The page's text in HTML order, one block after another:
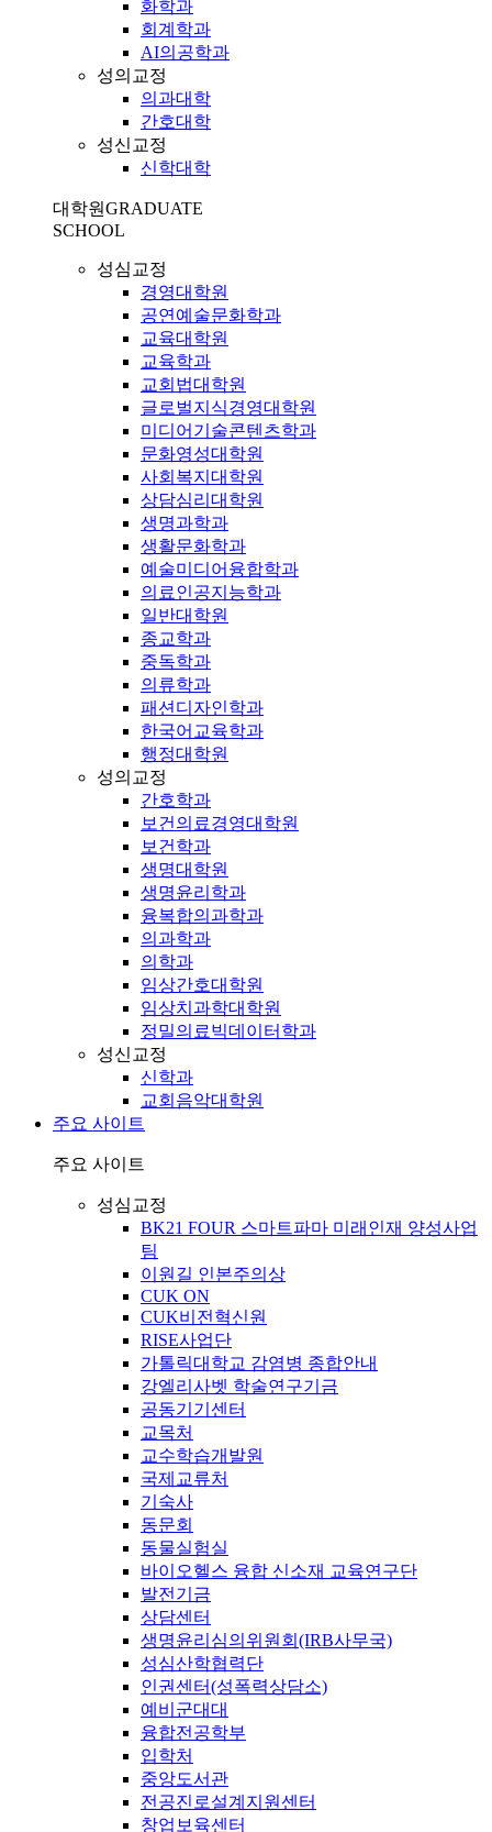
화학과
회계학과
AI의공학과
성의교정
의과대학
간호대학
성신교정
신학대학
대학원GRADUATE
SCHOOL
성심교정
경영대학원
공연예술문화학과
교육대학원
교육학과
교회법대학원
글로벌지식경영대학원
미디어기술콘텐츠학과
문화영성대학원
사회복지대학원
상담심리대학원
생명과학과
생활문화학과
예술미디어융합학과
의료인공지능학과
일반대학원
종교학과
중독학과
의류학과
패션디자인학과
한국어교육학과
행정대학원
성의교정
간호학과
보건의료경영대학원
보건학과
생명대학원
생명윤리학과
융복합의과학과
의과학과
의학과
임상간호대학원
임상치과학대학원
정밀의료빅데이터학과
성신교정
신학과
교회음악대학원
주요 사이트
주요 사이트
성심교정
BK21 FOUR 스마트파마 미래인재 양성사업
팀
이원길 인본주의상
CUK ON
CUK비전혁신원
RISE사업단
가톨릭대학교 감염병 종합안내
강엘리사벳 학술연구기금
공동기기센터
교목처
교수학습개발원
국제교류처
기숙사
동문회
동물실험실
바이오헬스 융합 신소재 교육연구단
발전기금
상담센터
생명윤리심의위원회(IRB사무국)
성심산학협력단
인권센터(성폭력상담소)
예비군대대
융합전공학부
입학처
중앙도서관
전공진로설계지원센터
창업보육센터